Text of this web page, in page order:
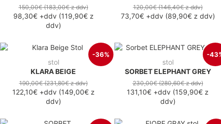
150,00€(183,00€z ddv)
98,30€+ddv(119,90€z
ddv)
120,00€(146,40€z ddv)
73,70€+ddv(89,90€z ddv)
-36%
stol
KLARA BEIGE
190,00€(231,80€z ddv)
122,10€+ddv(149,00€z
ddv)
-
stol
SORBET ELEPHANT GREY
230,00€(280,60€z ddv)
131,10€ +ddv (159,90€ z
ddv)